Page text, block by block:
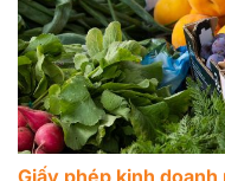
Giấy phép kinh